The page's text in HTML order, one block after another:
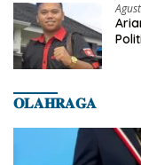
𝐎𝐋𝐀𝐇𝐑𝐀𝐆𝐀